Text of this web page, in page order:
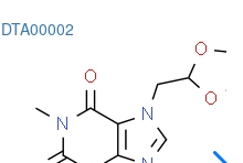
DTA00002